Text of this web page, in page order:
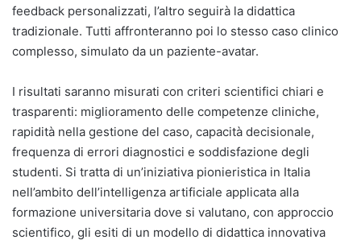
feedback personalizzati, l’altro seguirà la didattica
tradizionale. Tutti affronteranno poi lo stesso caso clinico
complesso, simulato da un paziente-avatar.
I risultati saranno misurati con criteri scientifici chiari e
trasparenti: miglioramento delle competenze cliniche,
rapidità nella gestione del caso, capacità decisionale,
frequenza di errori diagnostici e soddisfazione degli
studenti. Si tratta di un’iniziativa pionieristica in Italia
nell’ambito dell’intelligenza artificiale applicata alla
formazione universitaria dove si valutano, con approccio
scientifico, gli esiti di un modello di didattica innovativa